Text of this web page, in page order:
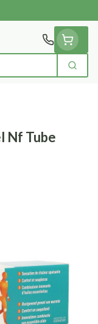
Zoek
Nf Tube